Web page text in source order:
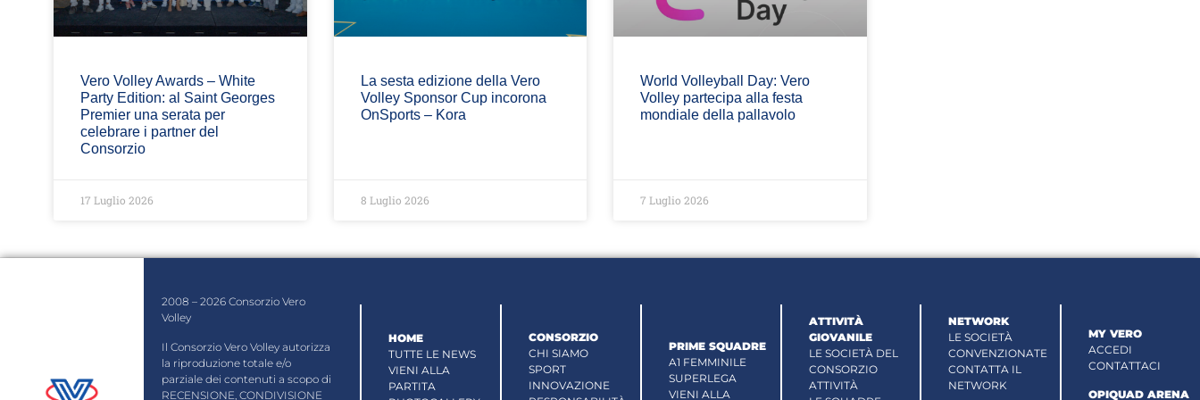
Vero Volley Awards – White
Party Edition: al Saint Georges
Premier una serata per
celebrare i partner del
Consorzio
17 Luglio 2026
La sesta edizione della Vero
Volley Sponsor Cup incorona
OnSports – Kora
8 Luglio 2026
World Volleyball Day: Vero
Volley partecipa alla festa
mondiale della pallavolo
7 Luglio 2026
2008 – 2026 Consorzio Vero
Volley
Il Consorzio Vero Volley autorizza
la riproduzione totale e/o
parziale dei contenuti a scopo di
RECENSIONE, CONDIVISIONE
HOME
TUTTE LE NEWS
VIENI ALLA
PARTITA
CONSORZIO
CHI SIAMO
SPORT
INNOVAZIONE
PRIME SQUADRE
A1 FEMMINILE
SUPERLEGA
VIENI ALLA
ATTIVITÀ
GIOVANILE
LE SOCIETÀ DEL
CONSORZIO
ATTIVITÀ
NETWORK
LE SOCIETÀ
CONVENZIONATE
CONTATTA IL
NETWORK
MY VERO
ACCEDI
CONTATTACI
OPIQUAD ARENA